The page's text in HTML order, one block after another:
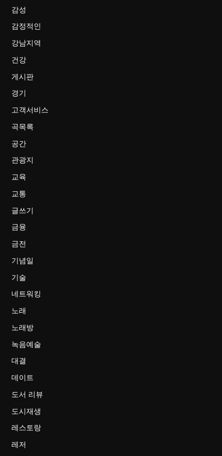
감성
감정적인
강남지역
건강
게시판
경기
고객서비스
곡목록
공간
관광지
교육
교통
글쓰기
금융
금전
기념일
기술
네트워킹
노래
노래방
녹음예술
대결
데이트
도서 리뷰
도시재생
레스토랑
레저